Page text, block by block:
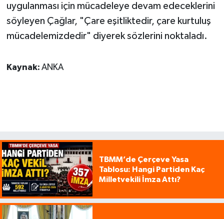
uygulanması için mücadeleye devam edeceklerini
söyleyen Çağlar, "Çare eşitliktedir, çare kurtuluş
mücadelemizdedir" diyerek sözlerini noktaladı.
Kaynak: ANKA
TBMM’de Çerçeve Yasa
Tablosu: Hangi Partiden Kaç
Milletvekili İmza Attı?